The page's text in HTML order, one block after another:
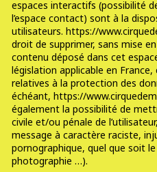
espaces interactifs (possibilité
l’espace contact) sont à la
utilisateurs. https://
droit de supprimer, sans mise
contenu déposé dans cet
législation applicable en
relatives à la protection des
échéant, https://
également la possibilité de
civile et/ou pénale de
message à caractère raciste,
pornographique, quel que soit
photographie …).